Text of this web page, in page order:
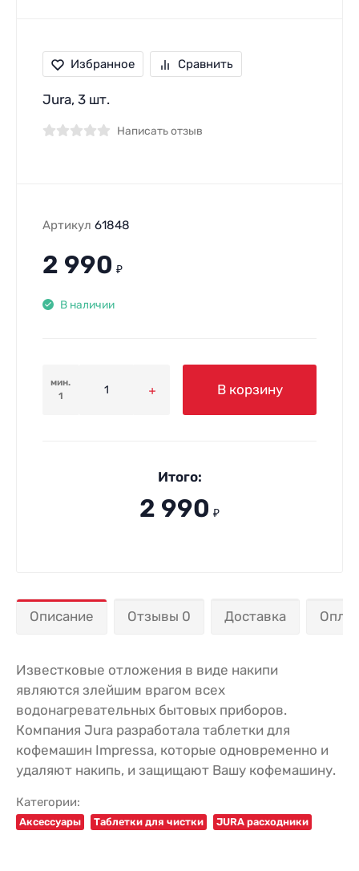
Избранное Сравнить
Jura, 3 шт.
Написать отзыв
Артикул 61848
2 990 ₽
В наличии
мин.
1
В корзину
Итого:
2 990 ₽
Описание Отзывы 0 Доставка
Известковые отложения в виде накипи
являются злейшим врагом всех
водонагревательных бытовых приборов.
Компания Jura разработала таблетки для
кофемашин Impressa, которые одновременно и
удаляют накипь, и защищают Вашу кофемашину.
Категории:
Аксессуары Таблетки для чистки JURA расходники